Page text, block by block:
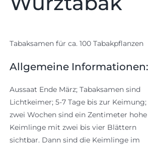
Tabaksamen für ca. 100 Tabakpflanzen
Allgemeine Informationen:
Aussaat Ende März; Tabaksamen sind
Lichtkeimer; 5-7 Tage bis zur Keimung;
zwei Wochen sind ein Zentimeter hohe
Keimlinge mit zwei bis vier Blättern
sichtbar. Dann sind die Keimlinge im